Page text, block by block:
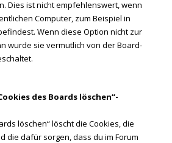
Dies ist nicht empfehlenswert, wenn
Computer, zum Beispiel in
Wenn diese Option nicht zur
wurde sie vermutlich von der Board-
des Boards löschen“-
löschen“ löscht die Cookies, die
die dafür sorgen, dass du im Forum